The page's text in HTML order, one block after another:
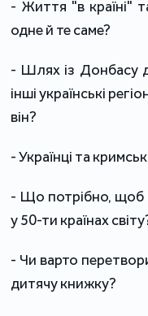
- Життя "в країні"
одне й те саме?
- Шлях із Донбасу
інші українські
він?
- Українці та
- Що потрібно, щоб
у 50-ти країнах
- Чи варто
дитячу книжку?